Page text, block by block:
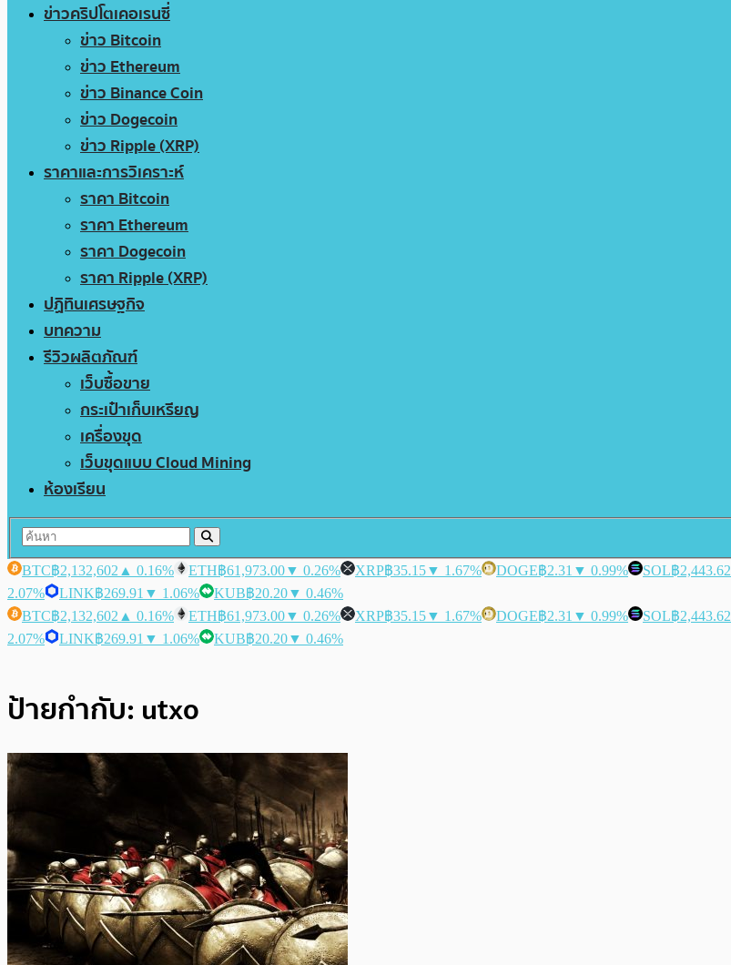
ข่าวคริปโตเคอเรนซี่
ข่าว Bitcoin
ข่าว Ethereum
ข่าว Binance Coin
ข่าว Dogecoin
ข่าว Ripple (XRP)
ราคาและการวิเคราะห์
ราคา Bitcoin
ราคา Ethereum
ราคา Dogecoin
ราคา Ripple (XRP)
ปฏิทินเศรษฐกิจ
บทความ
รีวิวผลิตภัณฑ์
เว็บซื้อขาย
กระเป๋าเก็บเหรียญ
เครื่องขุด
เว็บขุดแบบ Cloud Mining
ห้องเรียน
BTC฿2,132,602 ▲ 0.16% ETH฿61,973.00▼ 0.26% XRP฿35.15▼ 1.67% DOGE฿2.31 ▼ 0.99% SOL฿2,443.62
2.07%
LINK฿269.91 ▼ 1.06% KUB฿20.20▼ 0.46%
BTC฿2,132,602 ▲ 0.16% ETH฿61,973.00▼ 0.26% XRP฿35.15▼ 1.67% DOGE฿2.31 ▼ 0.99% SOL฿2,443.62
2.07%
LINK฿269.91 ▼ 1.06% KUB฿20.20▼ 0.46%
ป้ายกำกับ: utxo